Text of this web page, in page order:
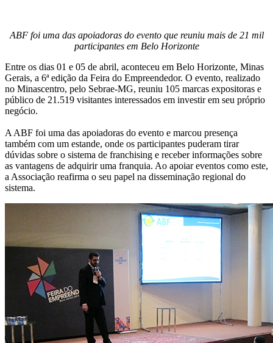
ABF foi uma das apoiadoras do evento que reuniu mais de 21 mil
participantes em Belo Horizonte
Entre os dias 01 e 05 de abril, aconteceu em Belo Horizonte, Minas
Gerais, a 6ª edição da Feira do Empreendedor. O evento, realizado
no Minascentro, pelo Sebrae-MG, reuniu 105 marcas expositoras e
público de 21.519 visitantes interessados em investir em seu próprio
negócio.
A ABF foi uma das apoiadoras do evento e marcou presença
também com um estande, onde os participantes puderam tirar
dúvidas sobre o sistema de franchising e receber informações sobre
as vantagens de adquirir uma franquia. Ao apoiar eventos como este,
a Associação reafirma o seu papel na disseminação regional do
sistema.